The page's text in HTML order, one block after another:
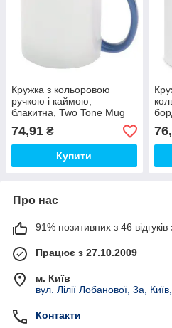
Кружка з кольоровою
ручкою і каймою,
блакитна, Two Tone Mug
74,91 ₴
Купити
Про нас
91% позитивних з 46 відгуків
Працює з 27.10.2009
м. Київ
вул. Лілії Лобанової, 3а,
Контакти